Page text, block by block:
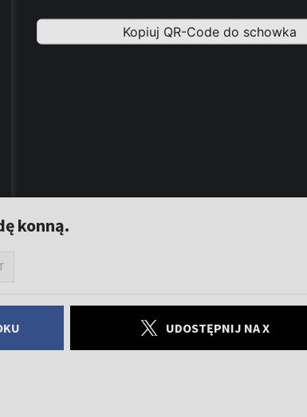
konną.
UDOSTĘPNIJ NA X